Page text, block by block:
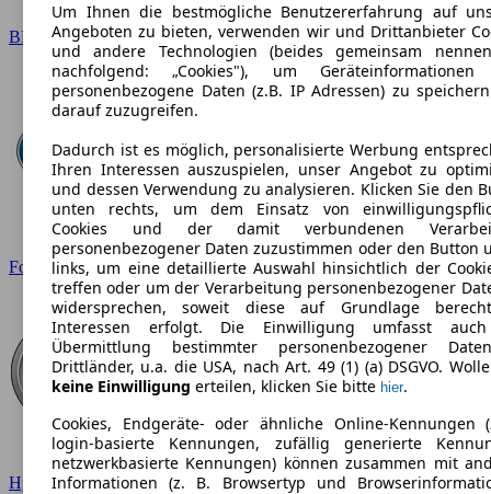
BMW
Ford
Hyundai
Um Ihnen die bestmögliche Benutzererfahrung auf
Angeboten zu bieten, verwenden wir und Drittanbieter
und andere Technologien (beides gemeinsam
nachfolgend: „Cookies"), um
personenbezogene Daten (z.B. IP Adressen) zu
darauf zuzugreifen.
Dadurch ist es möglich, personalisierte Werbung
Ihren Interessen auszuspielen, unser Angebot zu
und dessen Verwendung zu analysieren. Klicken Sie den
unten rechts, um dem Einsatz von
Cookies und der damit verbundenen
personenbezogener Daten zuzustimmen oder den Button
links, um eine detaillierte Auswahl hinsichtlich der
treffen oder um der Verarbeitung personenbezogener
widersprechen, soweit diese auf Grundlage
Interessen erfolgt. Die Einwilligung umfasst
Übermittlung bestimmter personenbezogener
Drittländer, u.a. die USA, nach Art. 49 (1) (a) DSGVO.
keine Einwilligung erteilen, klicken Sie bitte hier.
Cookies, Endgeräte- oder ähnliche Online-Kennungen
login-basierte Kennungen, zufällig generierte
netzwerkbasierte Kennungen) können zusammen mit
Informationen (z. B. Browsertyp und